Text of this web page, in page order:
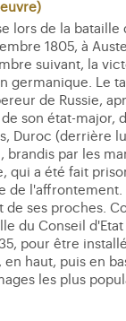
lors de la
1805, à
suivant, la
germanique. Le
de Russie,
son état-
Duroc (derrière
brandis par les
qui a été fait
de
ses proches.
du Conseil
pour être
en haut, puis en
les plus